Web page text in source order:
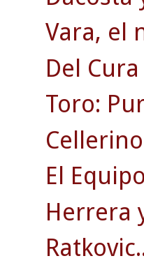
Vara, el
Del
Toro:
El
Herrera